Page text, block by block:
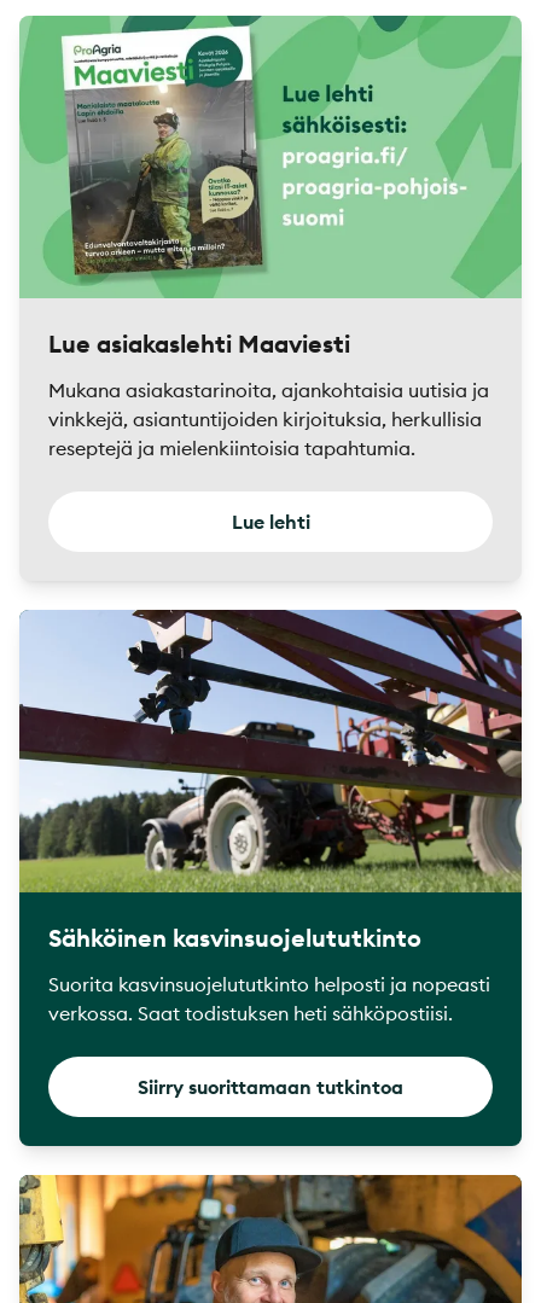
Lue asiakaslehti Maaviesti
Mukana asiakastarinoita, ajankohtaisia uutisia ja
vinkkejä, asiantuntijoiden kirjoituksia, herkullisia
reseptejä ja mielenkiintoisia tapahtumia.
Lue lehti
Sähköinen kasvinsuojelututkinto
Suorita kasvinsuojelututkinto helposti ja nopeasti
verkossa. Saat todistuksen heti sähköpostiisi.
Siirry suorittamaan tutkintoa